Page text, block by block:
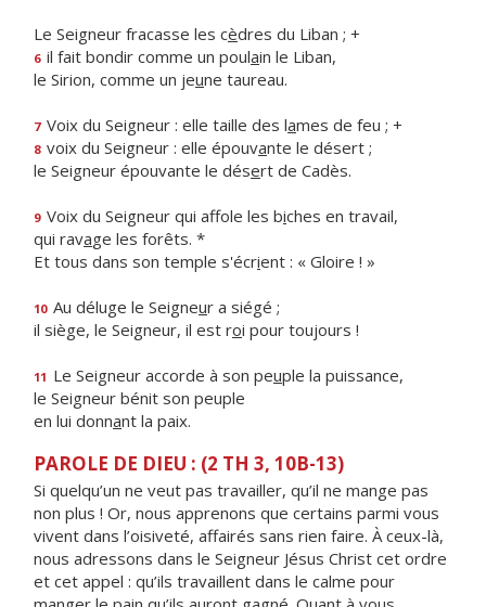
Le Seigneur fracasse les cèdres du Liban ; +
6 il fait bondir comme un poulain le Liban,
le Sirion, comme un jeune taureau.
7 Voix du Seigneur : elle taille des lames de feu ; +
8 voix du Seigneur : elle épouvante le désert ;
le Seigneur épouvante le désert de Cadès.
9 Voix du Seigneur qui affole les biches en travail,
qui ravage les forêts. *
Et tous dans son temple s'écrient : « Gloire ! »
10 Au déluge le Seigneur a siégé ;
il siège, le Seigneur, il est roi pour toujours !
11 Le Seigneur accorde à son peuple la puissance,
le Seigneur bénit son peuple
en lui donnant la paix.
PAROLE DE DIEU : (2 TH 3, 10B-13)
Si quelqu’un ne veut pas travailler, qu’il ne mange pas
non plus ! Or, nous apprenons que certains parmi vous
vivent dans l’oisiveté, affairés sans rien faire. À ceux-là,
nous adressons dans le Seigneur Jésus Christ cet ordre
et cet appel : qu’ils travaillent dans le calme pour